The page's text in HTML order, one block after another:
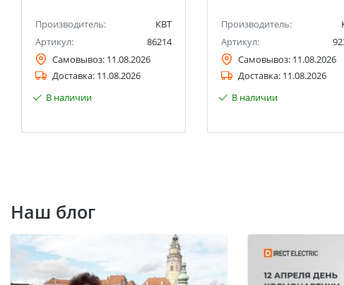
Производитель:
КВТ
Артикул:
86214
Самовывоз: 11.08.2026
Доставка: 11.08.2026
В наличии
Производитель:
Артикул:
Самовывоз: 11.08.2026
Доставка: 11.08.2026
В наличии
Наш блог